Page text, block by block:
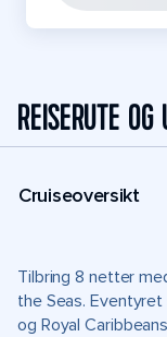
REISERUTE
Cruiseoversikt
Tilbring 8 netter
the Seas.
og Royal